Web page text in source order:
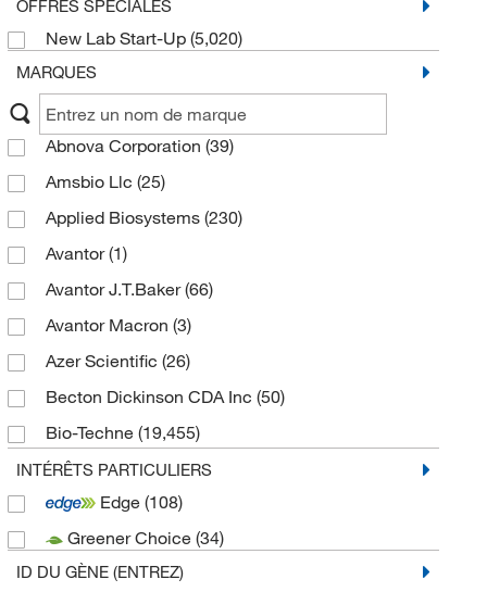
Protéines et dérivés(182)
Réactifs d’histologie(179)
Formaldéhydes et paraformaldéhydes
Réactifs de transcription et de traduction
Réactifs pour hybridation fluorescente in situ (FisH)
Adjuvants de filtration et terre de diatomées
Amino-alcools(41)
Réactifs et fournitures pour la chromatographie
hydrophobe
(31)
Réactifs et trousses pour la chimie alimentaire
Réactifs et trousses de production et purification
d’anticorps(5)
Réactifs de prétraitement des tissus
OFFRES SPÉCIALES
New Lab Start-Up (5,020)
MARQUES
Abnova Corporation (39)
Amsbio Llc (25)
Applied Biosystems (230)
Avantor(1)
Avantor J.T.Baker(66)
Avantor Macron (3)
Azer Scientific (26)
Becton Dickinson CDA Inc (50)
Bio-Techne (19,455)
Biolynx(3)
Cambridge Diagnostic
Cancer Diagnostics Inc
Corning Incorporated
INTÉRÊTS PARTICULIERS
Edge (108)
Greener Choice (34)
ID DU GÈNE (ENTREZ)